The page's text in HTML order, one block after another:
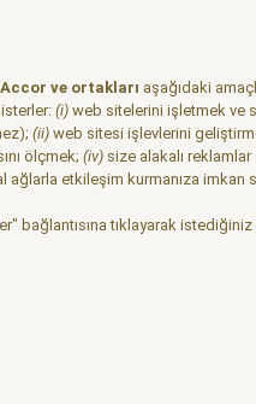
Accor ve ortakları aşağıdaki
(i) web sitelerini işletmek ve
(ii) web sitesi işlevlerini
ölçmek; (iv) size alakalı
ağlarla etkileşim kurmanıza imkan
bağlantısına tıklayarak